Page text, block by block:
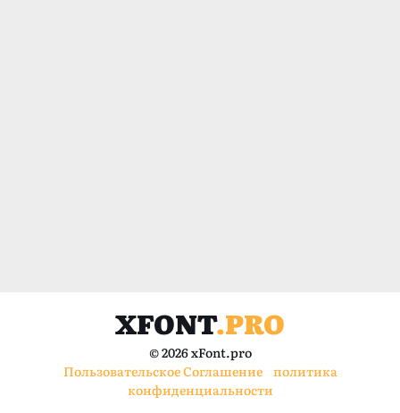
XFONT.PRO
© 2026 xFont.pro
Пользовательское Соглашение
политика
конфиденциальности